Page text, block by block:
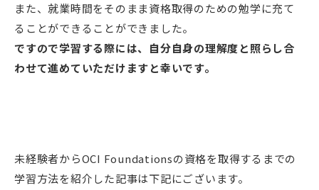
また、就業時間をそのまま資格取得のための勉学に充て
ることができることができました。
ですので学習する際には、自分自身の理解度と照らし合
わせて進めていただけますと幸いです。
未経験者からOCI Foundationsの資格を取得するまでの
学習方法を紹介した記事は下記にございます。